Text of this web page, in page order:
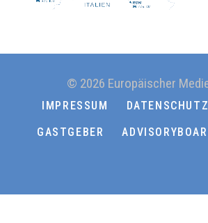
© 2026 Europäischer
IMPRESSUM DATENSCHUTZ
GASTGEBER